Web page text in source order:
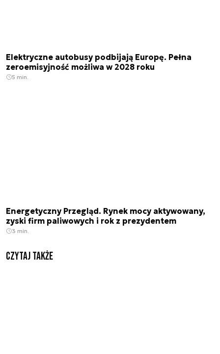
Elektryczne autobusy podbijają Europę. Pełna
zeroemisyjność możliwa w 2028 roku
5 min.
Energetyczny Przegląd. Rynek mocy aktywowany,
zyski firm paliwowych i rok z prezydentem
3 min.
Czytaj także